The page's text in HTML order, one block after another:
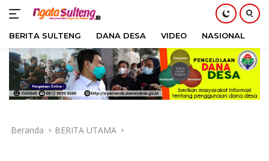
Langsung
konten
BERITA SULTENG DANA DESA VIDEO NASIONAL
Beranda BERITA UTAMA